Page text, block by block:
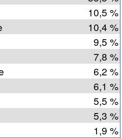
10,5 %
10,4 %
9,5 %
7,8 %
6,2 %
6,1 %
5,5 %
5,3 %
1,9 %